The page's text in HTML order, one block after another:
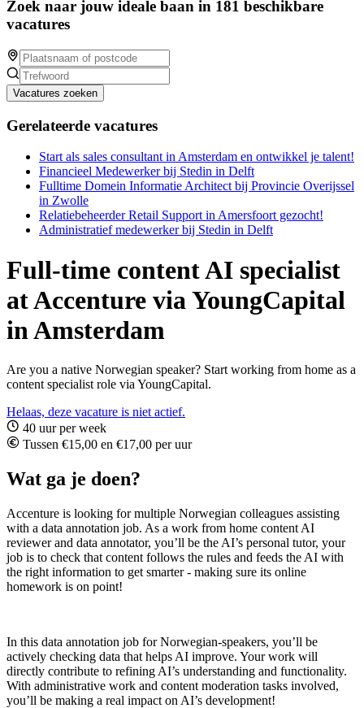
Zoek naar jouw ideale baan in 181 beschikbare
vacatures
Vacatures zoeken
Gerelateerde vacatures
Start als sales consultant in Amsterdam en ontwikkel je talent!
Financieel Medewerker bij Stedin in Delft
Fulltime Domein Informatie Architect bij Provincie Overijssel
in Zwolle
Relatiebeheerder Retail Support in Amersfoort gezocht!
Administratief medewerker bij Stedin in Delft
Full-time content AI specialist
at Accenture via YoungCapital
in Amsterdam
Are you a native Norwegian speaker? Start working from home as a
content specialist role via YoungCapital.
Helaas, deze vacature is niet actief.
40 uur per week
Tussen €15,00 en €17,00 per uur
Wat ga je doen?
Accenture is looking for multiple Norwegian colleagues assisting
with a data annotation job. As a work from home content AI
reviewer and data annotator, you’ll be the AI’s personal tutor, your
job is to check that content follows the rules and feeds the AI with
the right information to get smarter - making sure its online
homework is on point!
In this data annotation job for Norwegian-speakers, you’ll be
actively checking data that helps AI improve. Your work will
directly contribute to refining AI’s understanding and functionality.
With administrative work and content moderation tasks involved,
you’ll be making a real impact on AI’s development!